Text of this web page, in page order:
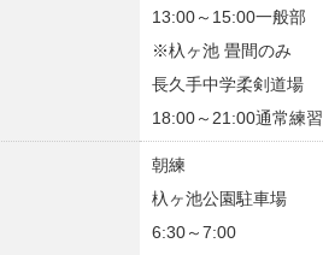
13:00～15:00一般部
※杁ヶ池 畳間のみ
長久手中学柔剣道場
18:00～21:00通常練習
朝練
杁ヶ池公園駐車場
6:30～7:00